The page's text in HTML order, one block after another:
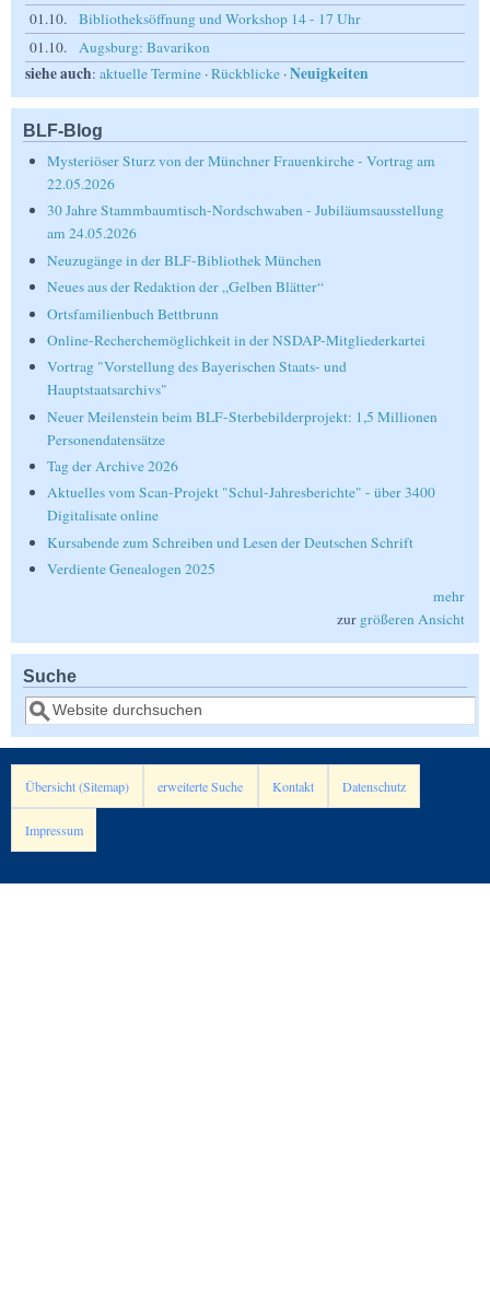
01.10.
Bibliotheksöffnung und Workshop 14 - 17 Uhr
01.10.
Augsburg: Bavarikon
siehe auch: aktuelle Termine ·Rückblicke ·Neuigkeiten
BLF-Blog
Mysteriöser Sturz von der Münchner Frauenkirche - Vortrag am
22.05.2026
30 Jahre Stammbaumtisch-Nordschwaben - Jubiläumsausstellung
am 24.05.2026
Neuzugänge in der BLF-Bibliothek München
Neues aus der Redaktion der „Gelben Blätter“
Ortsfamilienbuch Bettbrunn
Online-Recherchemöglichkeit in der NSDAP-Mitgliederkartei
Vortrag "Vorstellung des Bayerischen Staats- und
Hauptstaatsarchivs"
Neuer Meilenstein beim BLF-Sterbebilderprojekt: 1,5 Millionen
Personendatensätze
Tag der Archive 2026
Aktuelles vom Scan-Projekt "Schul-Jahresberichte" - über 3400
Digitalisate online
Kursabende zum Schreiben und Lesen der Deutschen Schrift
Verdiente Genealogen 2025
mehr
zur größeren Ansicht
Suche
Suche
Übersicht (Sitemap) erweiterte Suche Kontakt Datenschutz
Impressum